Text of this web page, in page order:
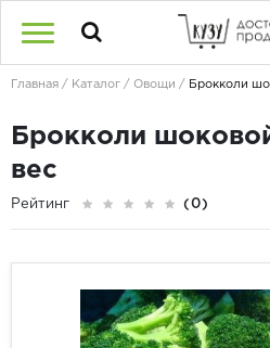
Главная Каталог Овощи Брокколи
Брокколи
вес
Рейтинг (0)